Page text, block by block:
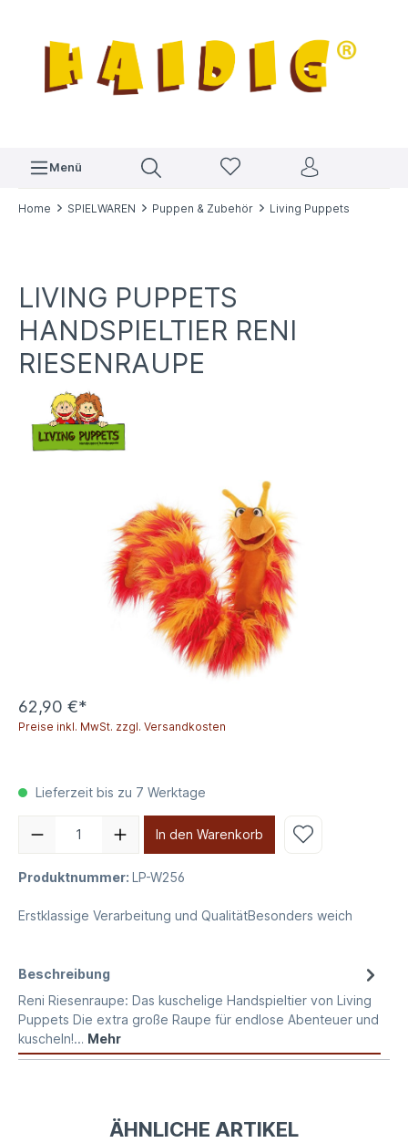
Menü
Home SPIELWAREN Puppen & Zubehör Living Puppets
LIVING PUPPETS
HANDSPIELTIER RENI
RIESENRAUPE
62,90 €*
Preise inkl. MwSt. zzgl. Versandkosten
Lieferzeit bis zu 7 Werktage
In den Warenkorb
Produktnummer: LP-W256
Erstklassige Verarbeitung und QualitätBesonders weich
Beschreibung
Reni Riesenraupe: Das kuschelige Handspieltier von Living
Puppets Die extra große Raupe für endlose Abenteuer und
kuscheln!… Mehr
ÄHNLICHE ARTIKEL